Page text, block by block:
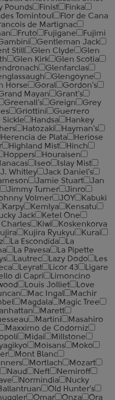
Pounds Finist
Finka
Tomintoul
Flor de Cana
de Martignac
Fruto Fujigane
Fujimi
Gentleman Jack
Still Glen Clyde
Glen
Glen Kirk
Glen Scotia
Glenfarclas
Glengoyne
Horse Goral
Gordon's
Mayan
Grant's
Greenall's Greign
Grey
Griottini
Guerrero
Sickle Handsa
Hankey
Hatozaki
Hayman's
Herencia de Plata
Heriose
Highland Mist
Hinch
Hoppers
Houraisen
Iseo
Islay Mist
Whitley
Jack Daniel's
Jamie Stuart
Jan
Jimmy Turner
Jinro
Volmer JOY
Kabuki
Karpy Kemlya
Kensatu
Jack
Ketel One
Charles Kiwi
Koskenkorva
Kujira Ryukyu
Kurai
La Escondida
La
La Pavesa
La Pipette
Lautrec Lazy Dodo
Les
Leyrat Licor 43
Ligare
di Capri
Limoncino
Louis Jolliet
Love
Mac Ingal
Machir
Magdala
Magic Tree
Marett
Martini
Masahiro
Maxximo de Codorniz
Midai
Millstone
Moisans
Moko
Mont Blanc
Mortlach
Mozart
Naud Neft
Nemiroff
Normindia
Nucky
Old Hunter's
Omar Onza
Ora